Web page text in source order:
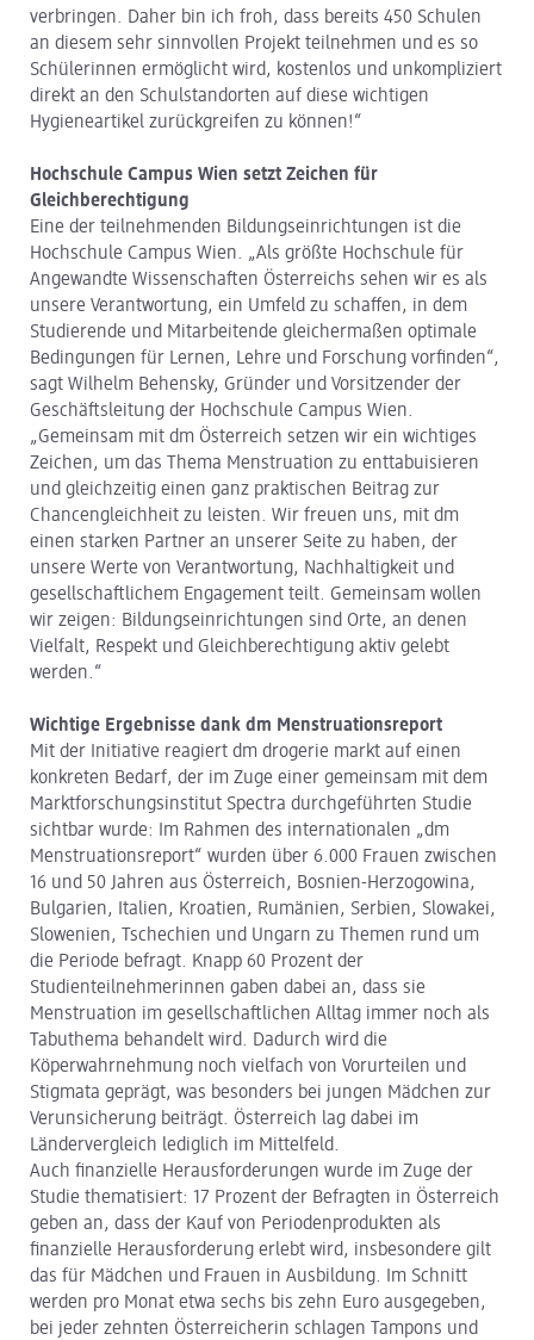
verbringen. Daher bin ich froh, dass bereits 450 Schulen
an diesem sehr sinnvollen Projekt teilnehmen und es so
Schülerinnen ermöglicht wird, kostenlos und unkompliziert
direkt an den Schulstandorten auf diese wichtigen
Hygieneartikel zurückgreifen zu können!“
Hochschule Campus Wien setzt Zeichen für
Gleichberechtigung
Eine der teilnehmenden Bildungseinrichtungen ist die
Hochschule Campus Wien. „Als größte Hochschule für
Angewandte Wissenschaften Österreichs sehen wir es als
unsere Verantwortung, ein Umfeld zu schaffen, in dem
Studierende und Mitarbeitende gleichermaßen optimale
Bedingungen für Lernen, Lehre und Forschung vorfinden“,
sagt Wilhelm Behensky, Gründer und Vorsitzender der
Geschäftsleitung der Hochschule Campus Wien.
„Gemeinsam mit dm Österreich setzen wir ein wichtiges
Zeichen, um das Thema Menstruation zu enttabuisieren
und gleichzeitig einen ganz praktischen Beitrag zur
Chancengleichheit zu leisten. Wir freuen uns, mit dm
einen starken Partner an unserer Seite zu haben, der
unsere Werte von Verantwortung, Nachhaltigkeit und
gesellschaftlichem Engagement teilt. Gemeinsam wollen
wir zeigen: Bildungseinrichtungen sind Orte, an denen
Vielfalt, Respekt und Gleichberechtigung aktiv gelebt
werden.“
Wichtige Ergebnisse dank dm Menstruationsreport
Mit der Initiative reagiert dm drogerie markt auf einen
konkreten Bedarf, der im Zuge einer gemeinsam mit dem
Marktforschungsinstitut Spectra durchgeführten Studie
sichtbar wurde: Im Rahmen des internationalen „dm
Menstruationsreport“ wurden über 6.000 Frauen zwischen
16 und 50 Jahren aus Österreich, Bosnien-Herzogowina,
Bulgarien, Italien, Kroatien, Rumänien, Serbien, Slowakei,
Slowenien, Tschechien und Ungarn zu Themen rund um
die Periode befragt. Knapp 60 Prozent der
Studienteilnehmerinnen gaben dabei an, dass sie
Menstruation im gesellschaftlichen Alltag immer noch als
Tabuthema behandelt wird. Dadurch wird die
Köperwahrnehmung noch vielfach von Vorurteilen und
Stigmata geprägt, was besonders bei jungen Mädchen zur
Verunsicherung beiträgt. Österreich lag dabei im
Ländervergleich lediglich im Mittelfeld.
Auch finanzielle Herausforderungen wurde im Zuge der
Studie thematisiert: 17 Prozent der Befragten in Österreich
geben an, dass der Kauf von Periodenprodukten als
finanzielle Herausforderung erlebt wird, insbesondere gilt
das für Mädchen und Frauen in Ausbildung. Im Schnitt
werden pro Monat etwa sechs bis zehn Euro ausgegeben,
bei jeder zehnten Österreicherin schlagen Tampons und